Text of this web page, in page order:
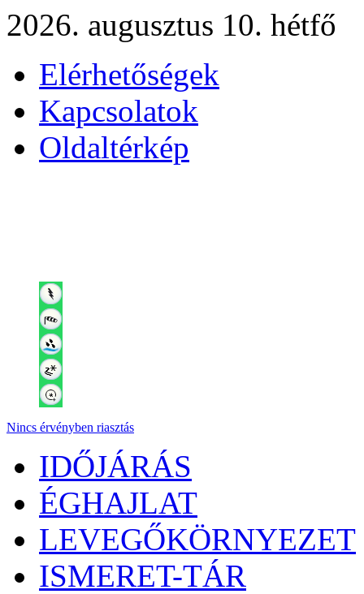
2026. augusztus 10. hétfő
Elérhetőségek
Kapcsolatok
Oldaltérkép
Nincs érvényben riasztás
IDŐJÁRÁS
ÉGHAJLAT
LEVEGŐKÖRNYEZET
ISMERET-TÁR